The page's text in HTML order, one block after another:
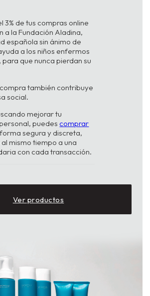
3% de tus compras online
a la Fundación Aladina,
española sin ánimo de
a los niños enfermos
para que nunca pierdan su
también contribuye
social.
mejorar tu
puedescomprar
segura y discreta,
mismo tiempo a una
con cada transacción.
Ver productos